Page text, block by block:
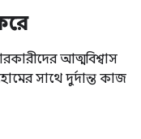
আত্মবিশ্বাস
সাথে দুর্দান্ত কাজ